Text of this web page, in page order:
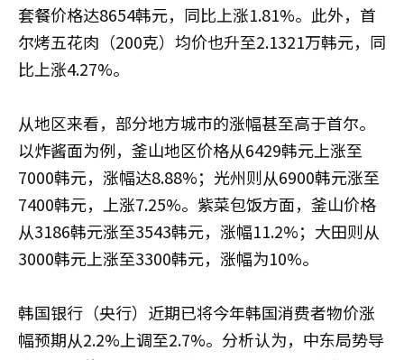
套餐价格达8654韩元，同比上涨1.81%。此外，首
尔烤五花肉（200克）均价也升至2.1321万韩元，同
比上涨4.27%。
从地区来看，部分地方城市的涨幅甚至高于首尔。
以炸酱面为例，釜山地区价格从6429韩元上涨至
7000韩元，涨幅达8.88%；光州则从6900韩元涨至
7400韩元，上涨7.25%。紫菜包饭方面，釜山价格
从3186韩元涨至3543韩元，涨幅11.2%；大田则从
3000韩元上涨至3300韩元，涨幅为10%。
韩国银行（央行）近期已将今年韩国消费者物价涨
幅预期从2.2%上调至2.7%。分析认为，中东局势导